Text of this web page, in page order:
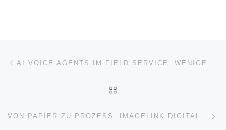
Beitragsnavigation
VON PAPIER ZU PROZESS: IMAGELINK DIGITALISIERT DIE ABRECHNUNG